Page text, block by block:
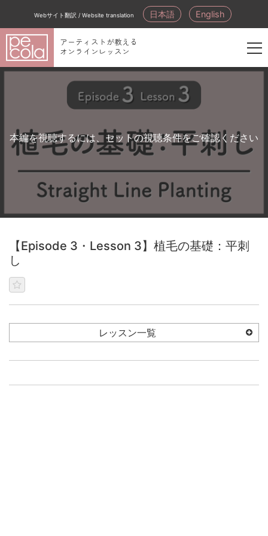
Webサイト翻訳 / Website translation 日本語 English
アーティストが教える
オンラインレッスン
新
録
本編を視聴するには、セットの視聴条件をご確認ください
【Episode 3・Lesson 3】植毛の基礎：平刺
し
レッスン一覧